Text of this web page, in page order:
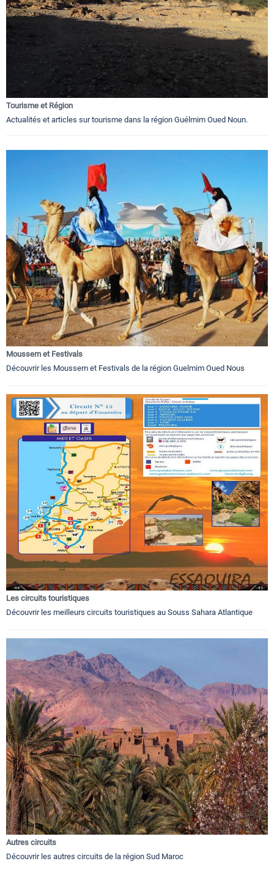
Tourisme et Région
Actualités et articles sur tourisme dans la région Guélmim Oued Noun.
Moussem et Festivals
Découvrir les Moussem et Festivals de la région Guelmim Oued Nous
Les circuits touristiques
Découvrir les meilleurs circuits touristiques au Souss Sahara Atlantique
Autres circuits
Découvrir les autres circuits de la région Sud Maroc